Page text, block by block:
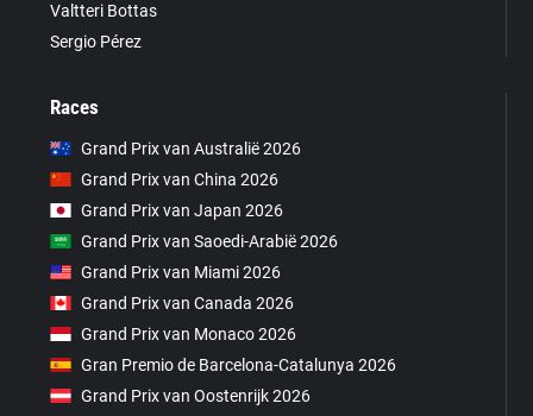
Valtteri Bottas
Sergio Pérez
Races
Grand Prix van Australië 2026
Grand Prix van China 2026
Grand Prix van Japan 2026
Grand Prix van Saoedi-Arabië 2026
Grand Prix van Miami 2026
Grand Prix van Canada 2026
Grand Prix van Monaco 2026
Gran Premio de Barcelona-Catalunya 2026
Grand Prix van Oostenrijk 2026